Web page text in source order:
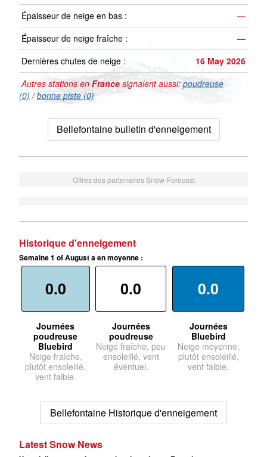
Épaisseur de neige en bas :
—
Épaisseur de neige fraîche :
—
Dernières chutes de neige :
16 May 2026
Autres stations en Francesignalent aussi: poudreuse
(0) /bonne piste (0)
Bellefontaine bulletin d'enneigement
Offres des partenaires Snow-Forecast
Historique d'enneigement
Semaine 1 of August a en moyenne :
0.0
Journées
poudreuse
Bluebird
Neige fraîche,
plutôt ensoleillé,
vent faible.
0.0
Journées
poudreuse
Neige fraîche, peu
ensoleillé, vent
éventuel.
0.0
Journées
Bluebird
Neige moyenne,
plutôt ensoleillé,
vent faible.
Bellefontaine Historique d'enneigement